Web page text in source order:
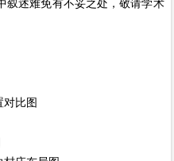
叙述难免有不妥之处，敬请学术
比图